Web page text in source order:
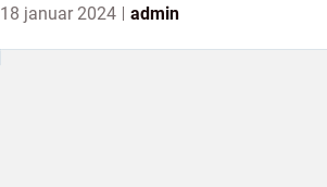
18 januar 2024 admin